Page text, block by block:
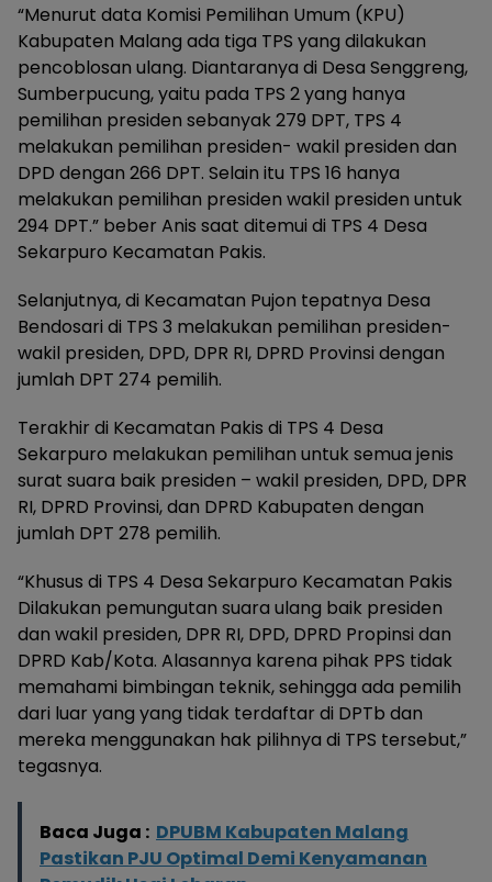
“Menurut data Komisi Pemilihan Umum (KPU)
Kabupaten Malang ada tiga TPS yang dilakukan
pencoblosan ulang. Diantaranya di Desa Senggreng,
Sumberpucung, yaitu pada TPS 2 yang hanya
pemilihan presiden sebanyak 279 DPT, TPS 4
melakukan pemilihan presiden- wakil presiden dan
DPD dengan 266 DPT. Selain itu TPS 16 hanya
melakukan pemilihan presiden wakil presiden untuk
294 DPT.” beber Anis saat ditemui di TPS 4 Desa
Sekarpuro Kecamatan Pakis.
Selanjutnya, di Kecamatan Pujon tepatnya Desa
Bendosari di TPS 3 melakukan pemilihan presiden-
wakil presiden, DPD, DPR RI, DPRD Provinsi dengan
jumlah DPT 274 pemilih.
Terakhir di Kecamatan Pakis di TPS 4 Desa
Sekarpuro melakukan pemilihan untuk semua jenis
surat suara baik presiden – wakil presiden, DPD, DPR
RI, DPRD Provinsi, dan DPRD Kabupaten dengan
jumlah DPT 278 pemilih.
“Khusus di TPS 4 Desa Sekarpuro Kecamatan Pakis
Dilakukan pemungutan suara ulang baik presiden
dan wakil presiden, DPR RI, DPD, DPRD Propinsi dan
DPRD Kab/Kota. Alasannya karena pihak PPS tidak
memahami bimbingan teknik, sehingga ada pemilih
dari luar yang yang tidak terdaftar di DPTb dan
mereka menggunakan hak pilihnya di TPS tersebut,”
tegasnya.
Baca Juga : DPUBM Kabupaten Malang
Pastikan PJU Optimal Demi Kenyamanan